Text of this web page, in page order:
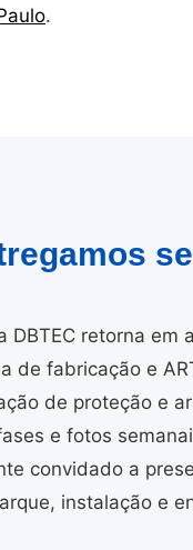
.
retorna em
de fabricação e
de proteção e
e fotos
convidado a
instalação e